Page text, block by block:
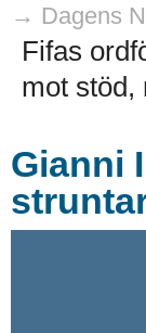
→ Dagens
Fifas
mot stöd,
Gianni